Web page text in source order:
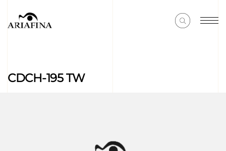
CDCH-195 TW